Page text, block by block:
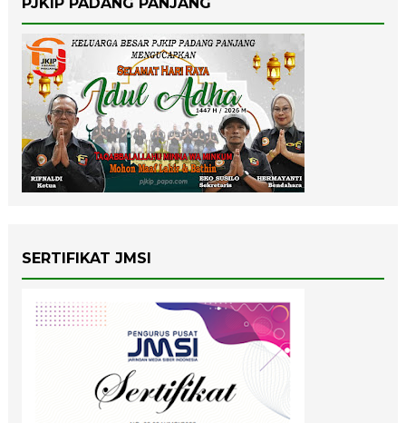
PJKIP PADANG PANJANG
SERTIFIKAT JMSI